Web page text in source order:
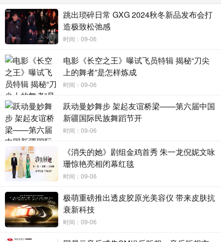
衷；宋佳则谈及对角色的理解，表示“李鱼是我最心疼的角
色，藏起痛苦却永远在接受生活。女性不自怜，是她教会我
的”，展现出女性在面对困境时积极面对生活的坚韧力量；佟
人，其实更像李鱼，演沈飞鸿这样一个i人很容易绷不住，但
角色的柔软让我学会以柔克刚”，表示与角色在同频共振中成
长；小酒窝也真诚分享自己戏里戏外同时拥有两位“姨姨”的
美好体验，直言“有两位姨姨陪伴超幸福，她们现实中也超
好！”。
跳出琐碎日常 GXG 2024秋冬新品发布会打
造极致松弛感
时间：09-06
电影《长空之王》曝试飞员特辑 揭秘“刀尖
上的舞者”是怎样炼成
时间：09-06
跃动曼妙舞步 架起友谊桥梁——第六届中国
新疆国际民族舞蹈节开
时间：09-06
《消失的她》剧组金鸡首秀 朱一龙倪妮文咏
珊惊艳亮相闭幕红毯
时间：09-06
极萌重磅推出透皮胶原光美容仪 带来皮肤抗
衰新科技
时间：09-06